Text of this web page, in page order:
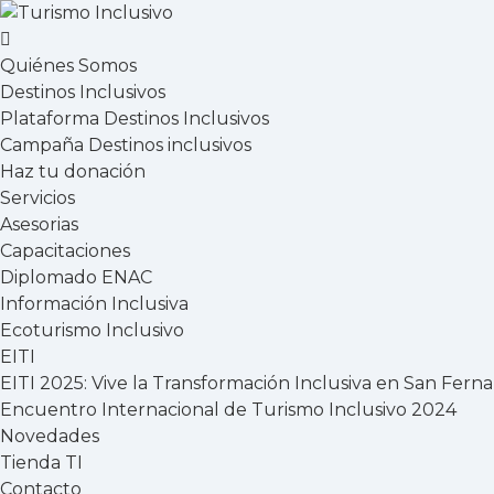
Quiénes Somos
Destinos Inclusivos
Plataforma Destinos Inclusivos
Campaña Destinos inclusivos
Haz tu donación
Servicios
Asesorias
Capacitaciones
Diplomado ENAC
Información Inclusiva
Ecoturismo Inclusivo
EITI
EITI 2025: Vive la Transformación Inclusiva en San
Encuentro Internacional de Turismo Inclusivo 2024
Novedades
Tienda TI
Contacto